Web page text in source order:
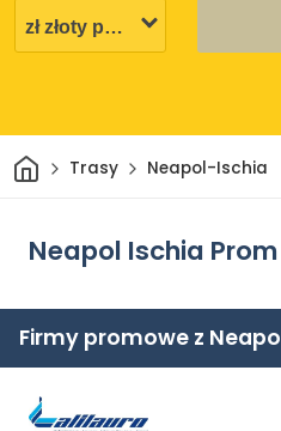
DomTrasy Neapol-Ischia
Neapol Ischia Prom
Firmy promowe z